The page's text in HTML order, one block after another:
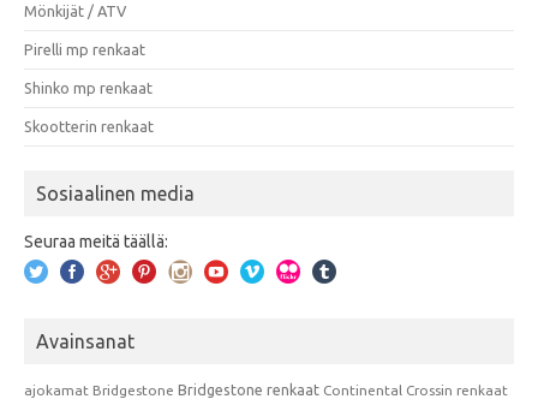
Mönkijät / ATV
Pirelli mp renkaat
Shinko mp renkaat
Skootterin renkaat
Sosiaalinen media
Seuraa meitä täällä:
Avainsanat
ajokamat Bridgestone Bridgestone renkaat Continental Crossin renkaat